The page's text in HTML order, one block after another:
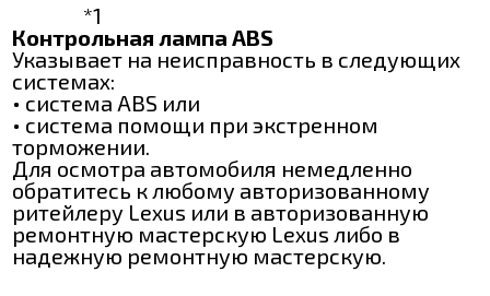
*1
Контрольная лампа ABS
Указывает на неисправность в следующих
системах:
• система ABS или
• система помощи при экстренном
торможении.
Для осмотра автомобиля немедленно
обратитесь к любому авторизованному
ритейлеру Lexus или в авторизованную
ремонтную мастерскую Lexus либо в
надежную ремонтную мастерскую.